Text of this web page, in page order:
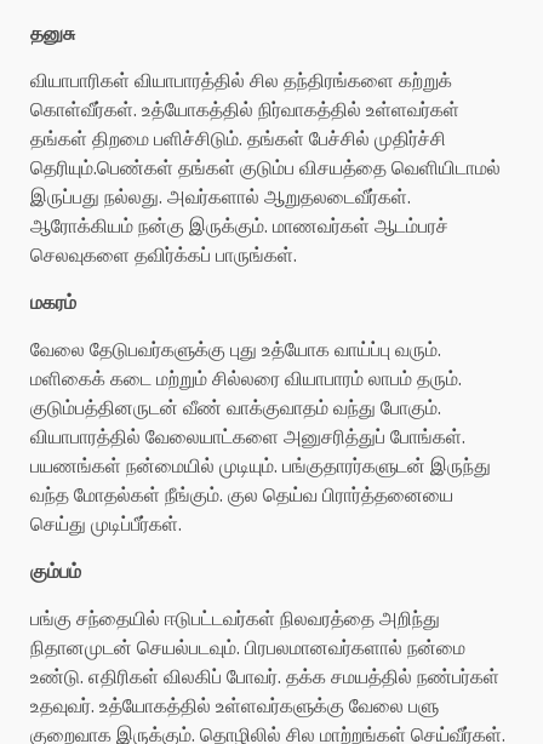
தனுசு
வியாபாரிகள் வியாபாரத்தில் சில தந்திரங்களை கற்றுக்
கொள்வீர்கள். உத்யோகத்தில் நிர்வாகத்தில் உள்ளவர்கள்
தங்கள் திறமை பளிச்சிடும். தங்கள் பேச்சில் முதிர்ச்சி
தெரியும்.பெண்கள் தங்கள் குடும்ப விசயத்தை வெளியிடாமல்
இருப்பது நல்லது. அவர்களால் ஆறுதலடைவீர்கள்.
ஆரோக்கியம் நன்கு இருக்கும். மாணவர்கள் ஆடம்பரச்
செலவுகளை தவிர்க்கப் பாருங்கள்.
மகரம்
வேலை தேடுபவர்களுக்கு புது உத்யோக வாய்ப்பு வரும்.
மளிகைக் கடை மற்றும் சில்லரை வியாபாரம் லாபம் தரும்.
குடும்பத்தினருடன் வீண் வாக்குவாதம் வந்து போகும்.
வியாபாரத்தில் வேலையாட்களை அனுசரித்துப் போங்கள்.
பயணங்கள் நன்மையில் முடியும். பங்குதாரர்களுடன் இருந்து
வந்த மோதல்கள் நீங்கும். குல தெய்வ பிரார்த்தனையை
செய்து முடிப்பீர்கள்.
கும்பம்
பங்கு சந்தையில் ஈடுபட்டவர்கள் நிலவரத்தை அறிந்து
நிதானமுடன் செயல்படவும். பிரபலமானவர்களால் நன்மை
உண்டு. எதிரிகள் விலகிப் போவர். தக்க சமயத்தில் நண்பர்கள்
உதவுவர். உத்யோகத்தில் உள்ளவர்களுக்கு வேலை பளு
குறைவாக இருக்கும். தொழிலில் சில மாற்றங்கள் செய்வீர்கள்.